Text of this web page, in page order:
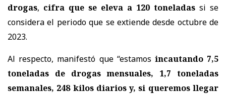
drogas, cifra que se eleva a 120 toneladas si se
considera el periodo que se extiende desde octubre de
2023.
Al respecto, manifestó que “estamos incautando 7,5
toneladas de drogas mensuales, 1,7 toneladas
semanales, 248 kilos diarios y, si queremos llegar